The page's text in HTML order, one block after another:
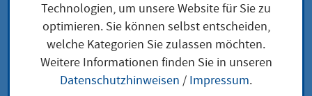
Einkaufsfahrt der
Technologien, um unsere Website für Sie zu
optimieren. Sie können selbst entscheiden,
welche Kategorien Sie zulassen möchten.
Weitere Informationen finden Sie in unseren
Datenschutzhinweisen / Impressum.